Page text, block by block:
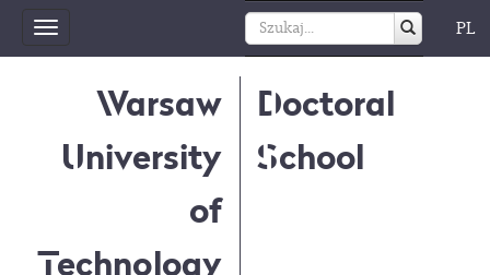
Toggle
navigation
PL
Warsaw
University
of
Technology
Doctoral
School